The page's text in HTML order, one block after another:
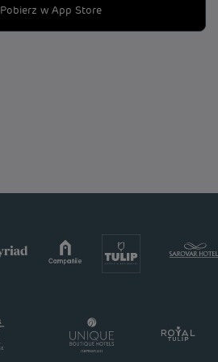
Pobierz w App Store